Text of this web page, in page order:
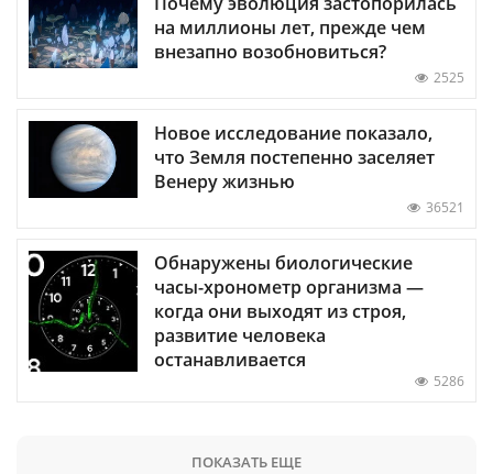
на миллионы лет, прежде чем
внезапно возобновиться?
2525
Новое исследование показало,
что Земля постепенно заселяет
Венеру жизнью
36521
Обнаружены биологические
часы-хронометр организма —
когда они выходят из строя,
развитие человека
останавливается
5286
ПОКАЗАТЬ ЕЩЕ